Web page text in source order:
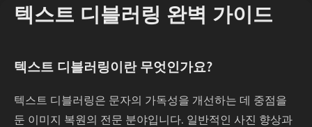
텍스트 디블러링 완벽 가이드
텍스트 디블러링이란 무엇인가요?
텍스트 디블러링은 문자의 가독성을 개선하는 데 중점을
둔 이미지 복원의 전문 분야입니다. 일반적인 사진 향상과